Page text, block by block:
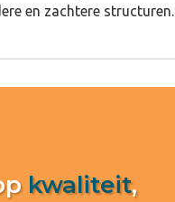
en zachtere structuren.
kwaliteit,